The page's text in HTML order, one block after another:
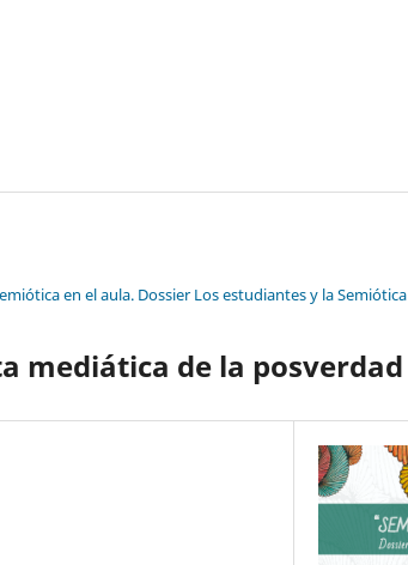
en el aula. Dossier Los estudiantes y la Semiótica
mediática de la posverdad